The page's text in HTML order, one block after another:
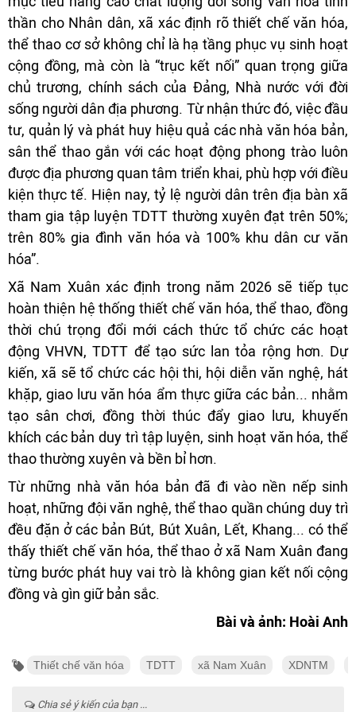
thần cho Nhân dân, xã xác định rõ thiết chế văn hóa,
thể thao cơ sở không chỉ là hạ tầng phục vụ sinh hoạt
cộng đồng, mà còn là “trục kết nối” quan trọng giữa
chủ trương, chính sách của Đảng, Nhà nước với đời
sống người dân địa phương. Từ nhận thức đó, việc đầu
tư, quản lý và phát huy hiệu quả các nhà văn hóa bản,
sân thể thao gắn với các hoạt động phong trào luôn
được địa phương quan tâm triển khai, phù hợp với điều
kiện thực tế. Hiện nay, tỷ lệ người dân trên địa bàn xã
tham gia tập luyện TDTT thường xuyên đạt trên 50%;
trên 80% gia đình văn hóa và 100% khu dân cư văn
hóa”.
Xã Nam Xuân xác định trong năm 2026 sẽ tiếp tục
hoàn thiện hệ thống thiết chế văn hóa, thể thao, đồng
thời chú trọng đổi mới cách thức tổ chức các hoạt
động VHVN, TDTT để tạo sức lan tỏa rộng hơn. Dự
kiến, xã sẽ tổ chức các hội thi, hội diễn văn nghệ, hát
khặp, giao lưu văn hóa ẩm thực giữa các bản... nhằm
tạo sân chơi, đồng thời thúc đẩy giao lưu, khuyến
khích các bản duy trì tập luyện, sinh hoạt văn hóa, thể
thao thường xuyên và bền bỉ hơn.
Từ những nhà văn hóa bản đã đi vào nền nếp sinh
hoạt, những đội văn nghệ, thể thao quần chúng duy trì
đều đặn ở các bản Bút, Bút Xuân, Lết, Khang... có thể
thấy thiết chế văn hóa, thể thao ở xã Nam Xuân đang
từng bước phát huy vai trò là không gian kết nối cộng
đồng và gìn giữ bản sắc.
Bài và ảnh: Hoài Anh
Thiết chế văn hóa TDTT xã Nam Xuân XDNTM
Chia sẻ ý kiến của bạn ...